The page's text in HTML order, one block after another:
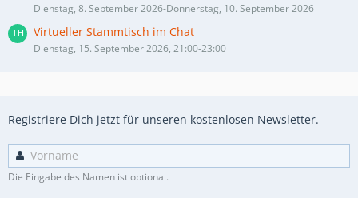
Dienstag, 8. September 2026-Donnerstag, 10. September 2026
Virtueller Stammtisch im Chat
Dienstag, 15. September 2026, 21:00-23:00
Registriere Dich jetzt für unseren kostenlosen Newsletter.
Die Eingabe des Namen ist optional.